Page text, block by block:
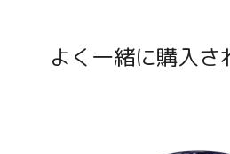
よく一緒に購入さ